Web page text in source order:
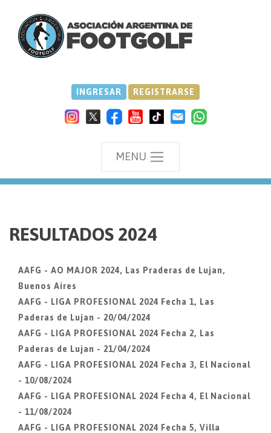
INGRESAR REGISTRARSE
MENU
RESULTADOS 2024
AAFG - AO MAJOR 2024, Las Praderas de Lujan,
Buenos Aires
AAFG - LIGA PROFESIONAL 2024 Fecha 1, Las
Paderas de Lujan - 20/04/2024
AAFG - LIGA PROFESIONAL 2024 Fecha 2, Las
Paderas de Lujan - 21/04/2024
AAFG - LIGA PROFESIONAL 2024 Fecha 3, El Nacional
- 10/08/2024
AAFG - LIGA PROFESIONAL 2024 Fecha 4, El Nacional
- 11/08/2024
AAFG - LIGA PROFESIONAL 2024 Fecha 5, Villa